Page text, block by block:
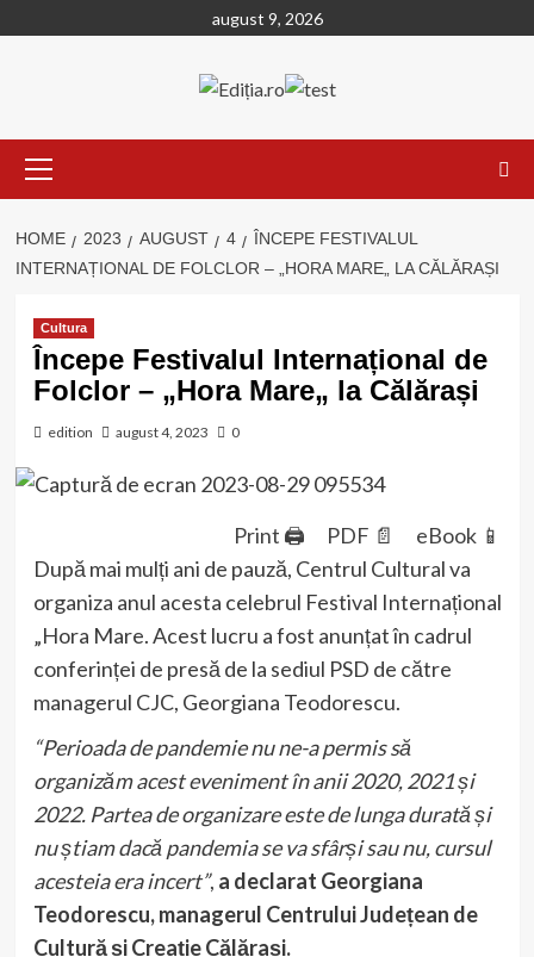
to
august 9, 2026
Menu
HOME 2023 AUGUST 4
ÎNCEPE FESTIVALUL
INTERNAȚIONAL DE FOLCLOR – „HORA MARE„ LA CĂLĂRAȘI
Cultura
Începe Festivalul Internațional de
Folclor – „Hora Mare„ la Călărași
edition august 4, 2023 0
Print 🖨 PDF 📄
eBook 📱
După mai mulți ani de pauză, Centrul Cultural va
organiza anul acesta celebrul Festival Internațional
„Hora Mare. Acest lucru a fost anunțat în cadrul
conferinței de presă de la sediul PSD de către
managerul CJC, Georgiana Teodorescu.
“Perioada de pandemie nu ne-a permis să
organizăm acest eveniment în anii 2020, 2021 și
2022. Partea de organizare este de lunga durată și
nu știam dacă pandemia se va sfârși sau nu, cursul
acesteia era incert”, a declarat Georgiana
Teodorescu, managerul Centrului Județean de
Cultură și Creație Călărași.